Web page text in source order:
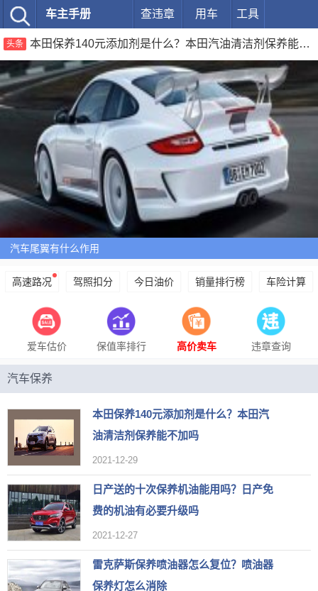
车主手册 查违章 用车 工具
头条 本田保养140元添加剂是什么？本田汽油清洁剂保养能不加吗
汽车尾翼有什么作用
高速路况 驾照扣分 今日油价 销量排行榜 车险计算
爱车估价 保值率排行 高价卖车 违章查询
汽车保养
本田保养140元添加剂是什么？本田汽
油清洁剂保养能不加吗
2021-12-29
日产送的十次保养机油能用吗？日产免
费的机油有必要升级吗
2021-12-27
雷克萨斯保养喷油器怎么复位？喷油器
保养灯怎么消除